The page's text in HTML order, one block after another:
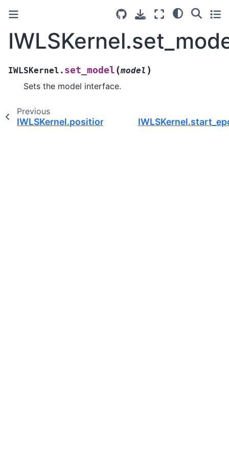
IWLSKernel. set_model (model )
Sets the model interface.
Previous
IWLSKernel.position()